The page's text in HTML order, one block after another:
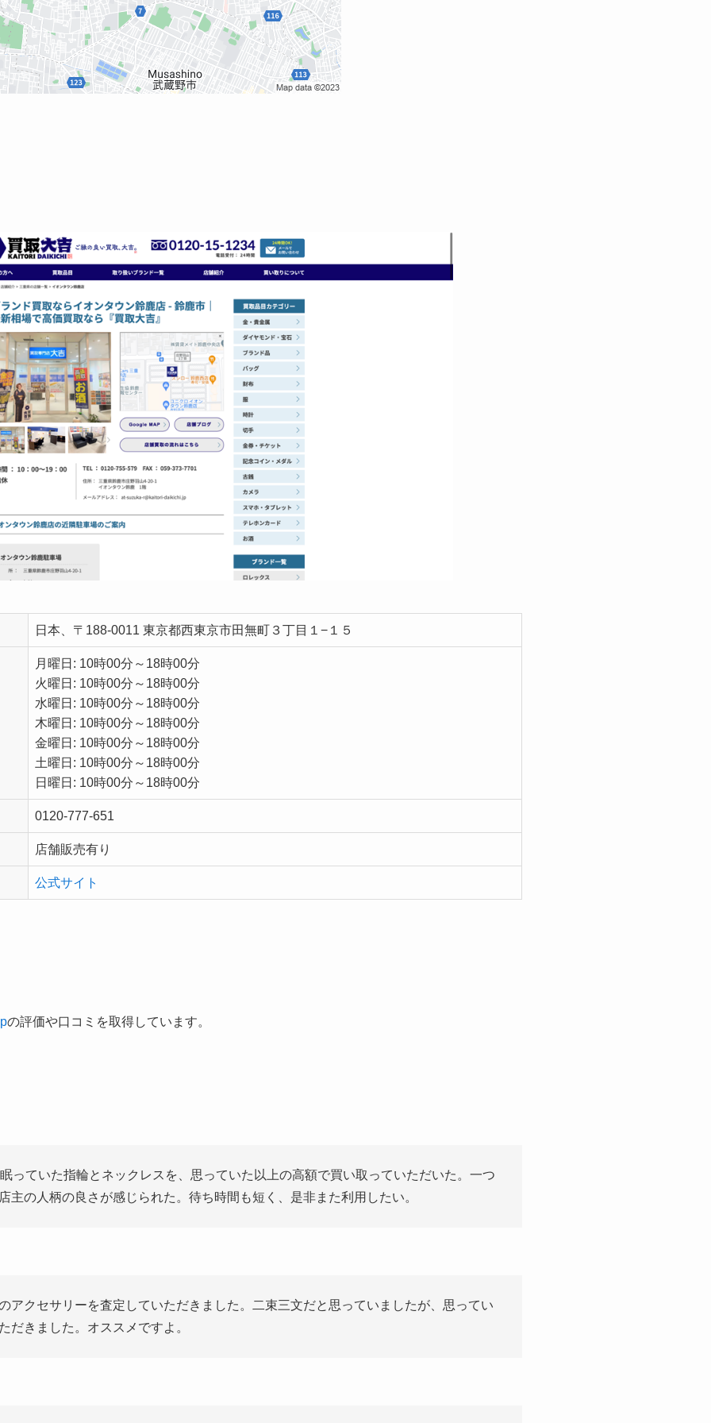
日本、〒188-0011 東京都西東京市田無町３丁目１−１５
月曜日: 10時00分～18時00分
火曜日: 10時00分～18時00分
水曜日: 10時00分～18時00分
木曜日: 10時00分～18時00分
金曜日: 10時00分～18時00分
土曜日: 10時00分～18時00分
日曜日: 10時00分～18時00分
0120-777-651
店舗販売有り
公式サイト
の評価や口コミを取得しています。
っていた指輪とネックレスを、思っていた以上の高額で買い取っていただいた。一つ
主の人柄の良さが感じられた。待ち時間も短く、是非また利用したい。
アクセサリーを査定していただきました。二束三文だと思っていましたが、思ってい
だきました。オススメですよ。